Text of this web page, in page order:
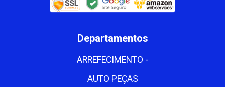
Departamentos
ARREFECIMENTO -
AUTO PEÇAS